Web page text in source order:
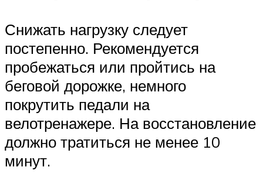
Снижать нагрузку следует
постепенно. Рекомендуется
пробежаться или пройтись на
беговой дорожке, немного
покрутить педали на
велотренажере. На восстановление
должно тратиться не менее 10
минут.